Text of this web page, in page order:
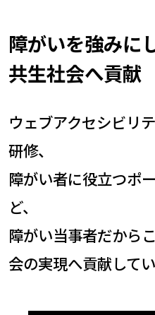
障がいを強みに
共生社会へ貢献
ウェブアクセシビリ
研修、
障がい者に役立つポ
ど、
障がい当事者だから
会の実現へ貢献してい